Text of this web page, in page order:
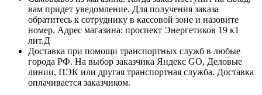
вам придет уведомление. Для получения заказа
обратитесь к сотруднику в кассовой зоне и назовите
номер. Адрес магазина: проспект Энергетиков 19 к1
лит.Д
Доставка при помощи транспортных служб в любые
города РФ. На выбор заказчика Яндекс GO, Деловые
линии, ПЭК или другая транспортная служба. Доставка
оплачивается заказчиком.